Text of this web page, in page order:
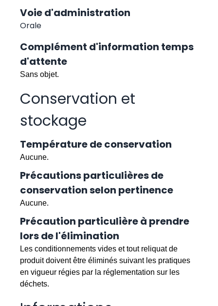
Voie d'administration
Orale
Complément d'information temps
d'attente
Sans objet.
Conservation et
stockage
Température de conservation
Aucune.
Précautions particulières de
conservation selon pertinence
Aucune.
Précaution particulière à prendre
lors de l'élimination
Les conditionnements vides et tout reliquat de
produit doivent être éliminés suivant les pratiques
en vigueur régies par la réglementation sur les
déchets.